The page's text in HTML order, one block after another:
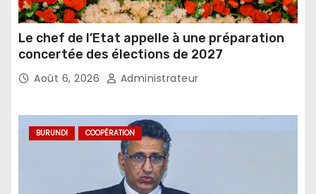
Le chef de l’Etat appelle à une préparation
concertée des élections de 2027
Août 6, 2026 Administrateur
BURUNDI COOPÉRATION